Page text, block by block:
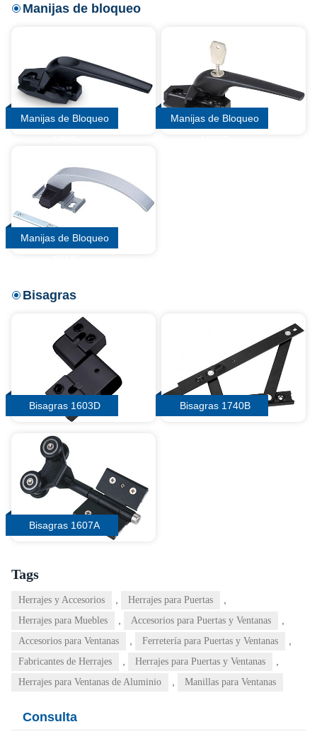
Manijas de bloqueo
Manijas de Bloqueo
Manijas de Bloqueo
Manijas de Bloqueo
Bisagras
Bisagras 1603D Bisagras 1740B
Bisagras 1607A
Tags
Herrajes y Accesorios Herrajes para Puertas
Herrajes para Muebles Accesorios para Puertas y Ventanas
Accesorios para Ventanas Ferretería para Puertas y Ventanas
Fabricantes de Herrajes Herrajes para Puertas y Ventanas
Herrajes para Ventanas de Aluminio Manillas para Ventanas
Consulta